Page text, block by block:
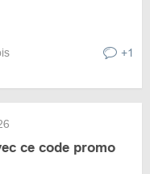
+1
ce code promo